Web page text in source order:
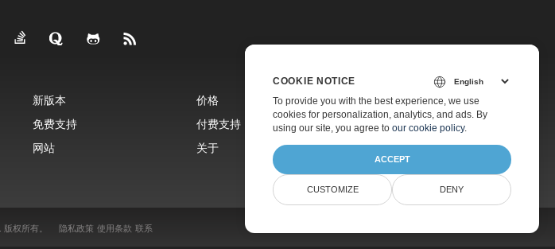
新版本
价格
免费支持
付费支持
网站 关于
版权所有。 隐私政策 使用条款 联系
COOKIE NOTICE
To provide you with the best experience, we use
cookies for personalization, analytics, and ads. By
using our site, you agree to our cookie policy.
ACCEPT
CUSTOMIZE DENY